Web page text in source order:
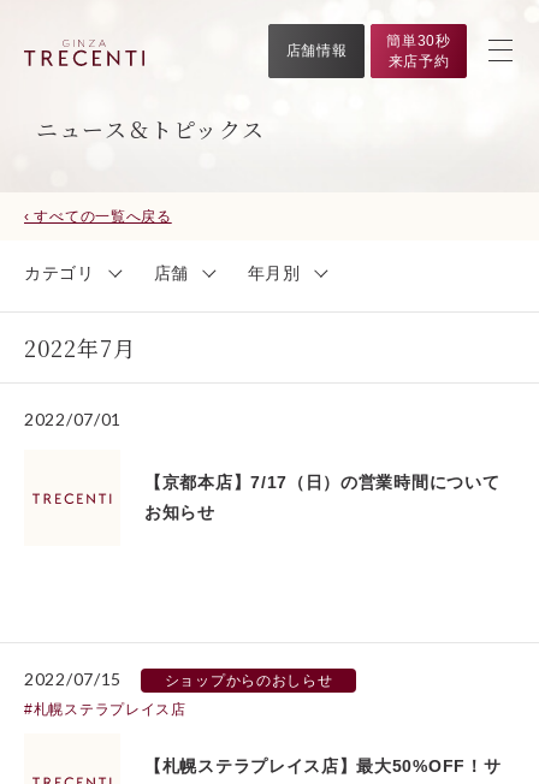
店舗情報
簡単30秒
来店予約
ニュース＆トピックス
‹ すべての一覧へ戻る
カテゴリ 店舗 年月別
2022年7月
2022/07/01
【京都本店】7/17（日）の営業時間について
お知らせ
2022/07/15
ショップからのおしらせ
札幌ステラプレイス店
【札幌ステラプレイス店】最大50%OFF！サ